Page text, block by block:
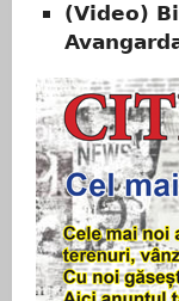
(Video)